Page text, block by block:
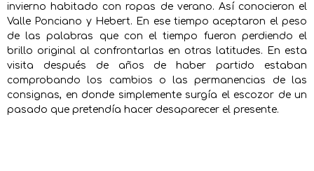
invierno habitado con ropas de verano. Así conocieron el
Valle Ponciano y Hebert. En ese tiempo aceptaron el peso
de las palabras que con el tiempo fueron perdiendo el
brillo original al confrontarlas en otras latitudes. En esta
visita después de años de haber partido estaban
comprobando los cambios o las permanencias de las
consignas, en donde simplemente surgía el escozor de un
pasado que pretendía hacer desaparecer el presente.